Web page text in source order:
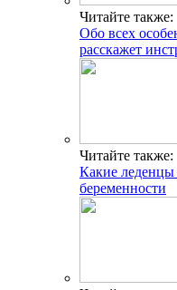
Читайте также:
Обо всех
расскажет
Читайте также:
Какие
беременности